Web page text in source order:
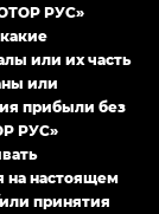
РУС»
или их часть
или
прибыли без
РУС»
на настоящем
принятия